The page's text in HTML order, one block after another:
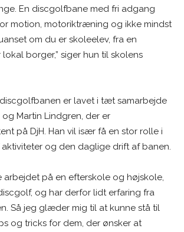
En discgolfbane med fri adgang
motion, motoriktræning og ikke mindst
om du er skoleelev, fra en
borger,” siger hun til skolens
er lavet i tæt samarbejde
Martin Lindgren, der er
på DjH. Han vil især få en stor rolle i
og den daglige drift af banen.
arbejdet på en efterskole og højskole,
og har derfor lidt erfaring fra
Så jeg glæder mig til at kunne stå til
og tricks for dem, der ønsker at